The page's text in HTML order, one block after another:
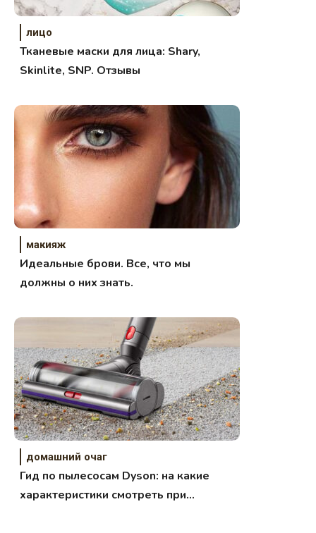
лицо
Тканевые маски для лица: Shary,
Skinlite, SNP. Отзывы
макияж
Идеальные брови. Все, что мы
должны о них знать.
домашний очаг
Гид по пылесосам Dyson: на какие
характеристики смотреть при